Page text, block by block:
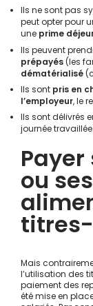
Ils ne sont pas
peut opter pour
une prime
Ils peuvent
prépayés (les
dématérialisé
Ils sont pris en
l’employeur, le
Ils sont délivrés
journée travaillée.
ou
Mais
l’utilisation des
paiement des
été mise en